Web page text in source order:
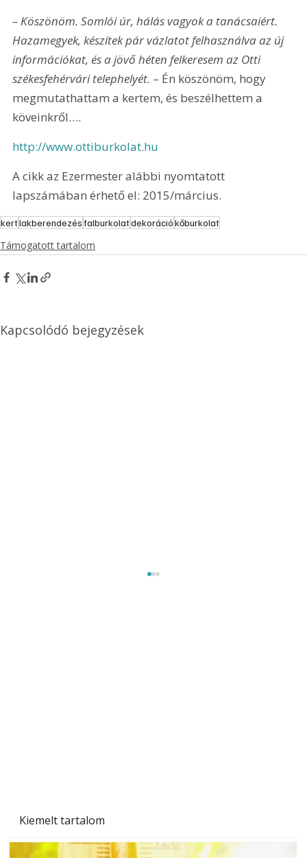
Kiemelt tartalom
– Köszönöm. Somlói úr, hálás vagyok a tanácsaiért.
Hazamegyek, készítek pár vázlatot felhasználva az új
információkat, és a jövő héten felkeresem az Otti
székesfehérvári telephelyét. – Én köszönöm, hogy
megmutathattam a kertem, és beszélhettem a
köveinkről….
http://www.ottiburkolat.hu
A cikk az Ezermester alábbi nyomtatott
lapszámában érhető el: 2015/március.
kertlakberendezésfalburkolatdekorációkőburkolat
Támogatott tartalom
Kapcsolódó bejegyzések